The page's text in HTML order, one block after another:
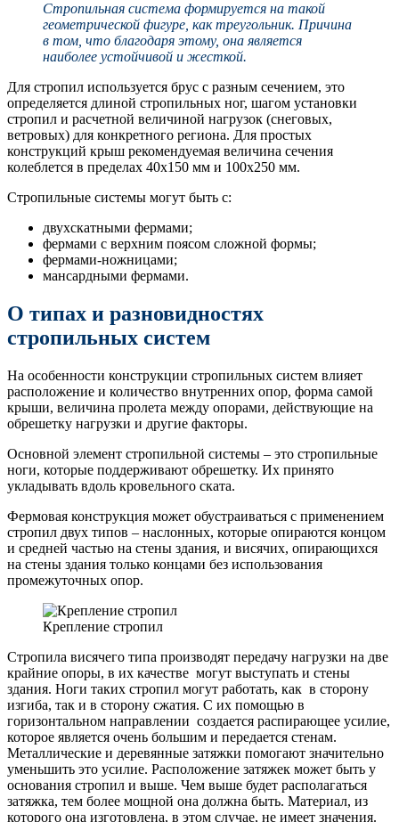
Стропильная система формируется на такой
геометрической фигуре, как треугольник. Причина
в том, что благодаря этому, она является
наиболее устойчивой и жесткой.
Для стропил используется брус с разным сечением, это
определяется длиной стропильных ног, шагом установки
стропил и расчетной величиной нагрузок (снеговых,
ветровых) для конкретного региона. Для простых
конструкций крыш рекомендуемая величина сечения
колеблется в пределах 40х150 мм и 100х250 мм.
Стропильные системы могут быть с:
двухскатными фермами;
фермами с верхним поясом сложной формы;
фермами-ножницами;
мансардными фермами.
О типах и разновидностях
стропильных систем
На особенности конструкции стропильных систем влияет
расположение и количество внутренних опор, форма самой
крыши, величина пролета между опорами, действующие на
обрешетку нагрузки и другие факторы.
Основной элемент стропильной системы – это стропильные
ноги, которые поддерживают обрешетку. Их принято
укладывать вдоль кровельного ската.
Фермовая конструкция может обустраиваться с применением
стропил двух типов – наслонных, которые опираются концом
и средней частью на стены здания, и висячих, опирающихся
на стены здания только концами без использования
промежуточных опор.
Крепление стропил
Стропила висячего типа производят передачу нагрузки на две
крайние опоры, в их качестве могут выступать и стены
здания. Ноги таких стропил могут работать, как в сторону
изгиба, так и в сторону сжатия. С их помощью в
горизонтальном направлении создается распирающее усилие,
которое является очень большим и передается стенам.
Металлические и деревянные затяжки помогают значительно
уменьшить это усилие. Расположение затяжек может быть у
основания стропил и выше. Чем выше будет располагаться
затяжка, тем более мощной она должна быть. Материал, из
которого она изготовлена, в этом случае, не имеет значения.